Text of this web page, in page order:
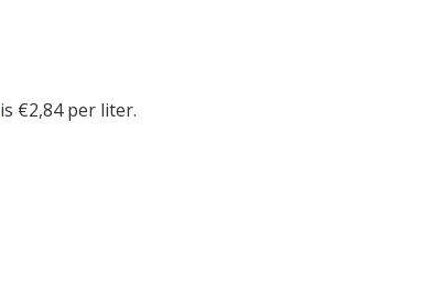
is €2,84 per liter.